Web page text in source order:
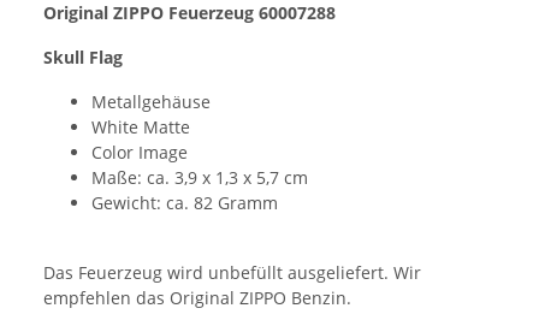
Original ZIPPO Feuerzeug 60007288
Skull Flag
Metallgehäuse
White Matte
Color Image
Maße: ca. 3,9 x 1,3 x 5,7 cm
Gewicht: ca. 82 Gramm
Das Feuerzeug wird unbefüllt ausgeliefert. Wir
empfehlen das Original ZIPPO Benzin.